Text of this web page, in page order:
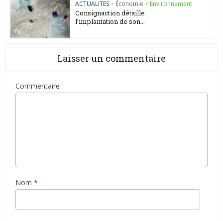
ACTUALITES • Économie • Environnement
Consignaction détaille
l’implantation de son...
Laisser un commentaire
Commentaire
Nom *